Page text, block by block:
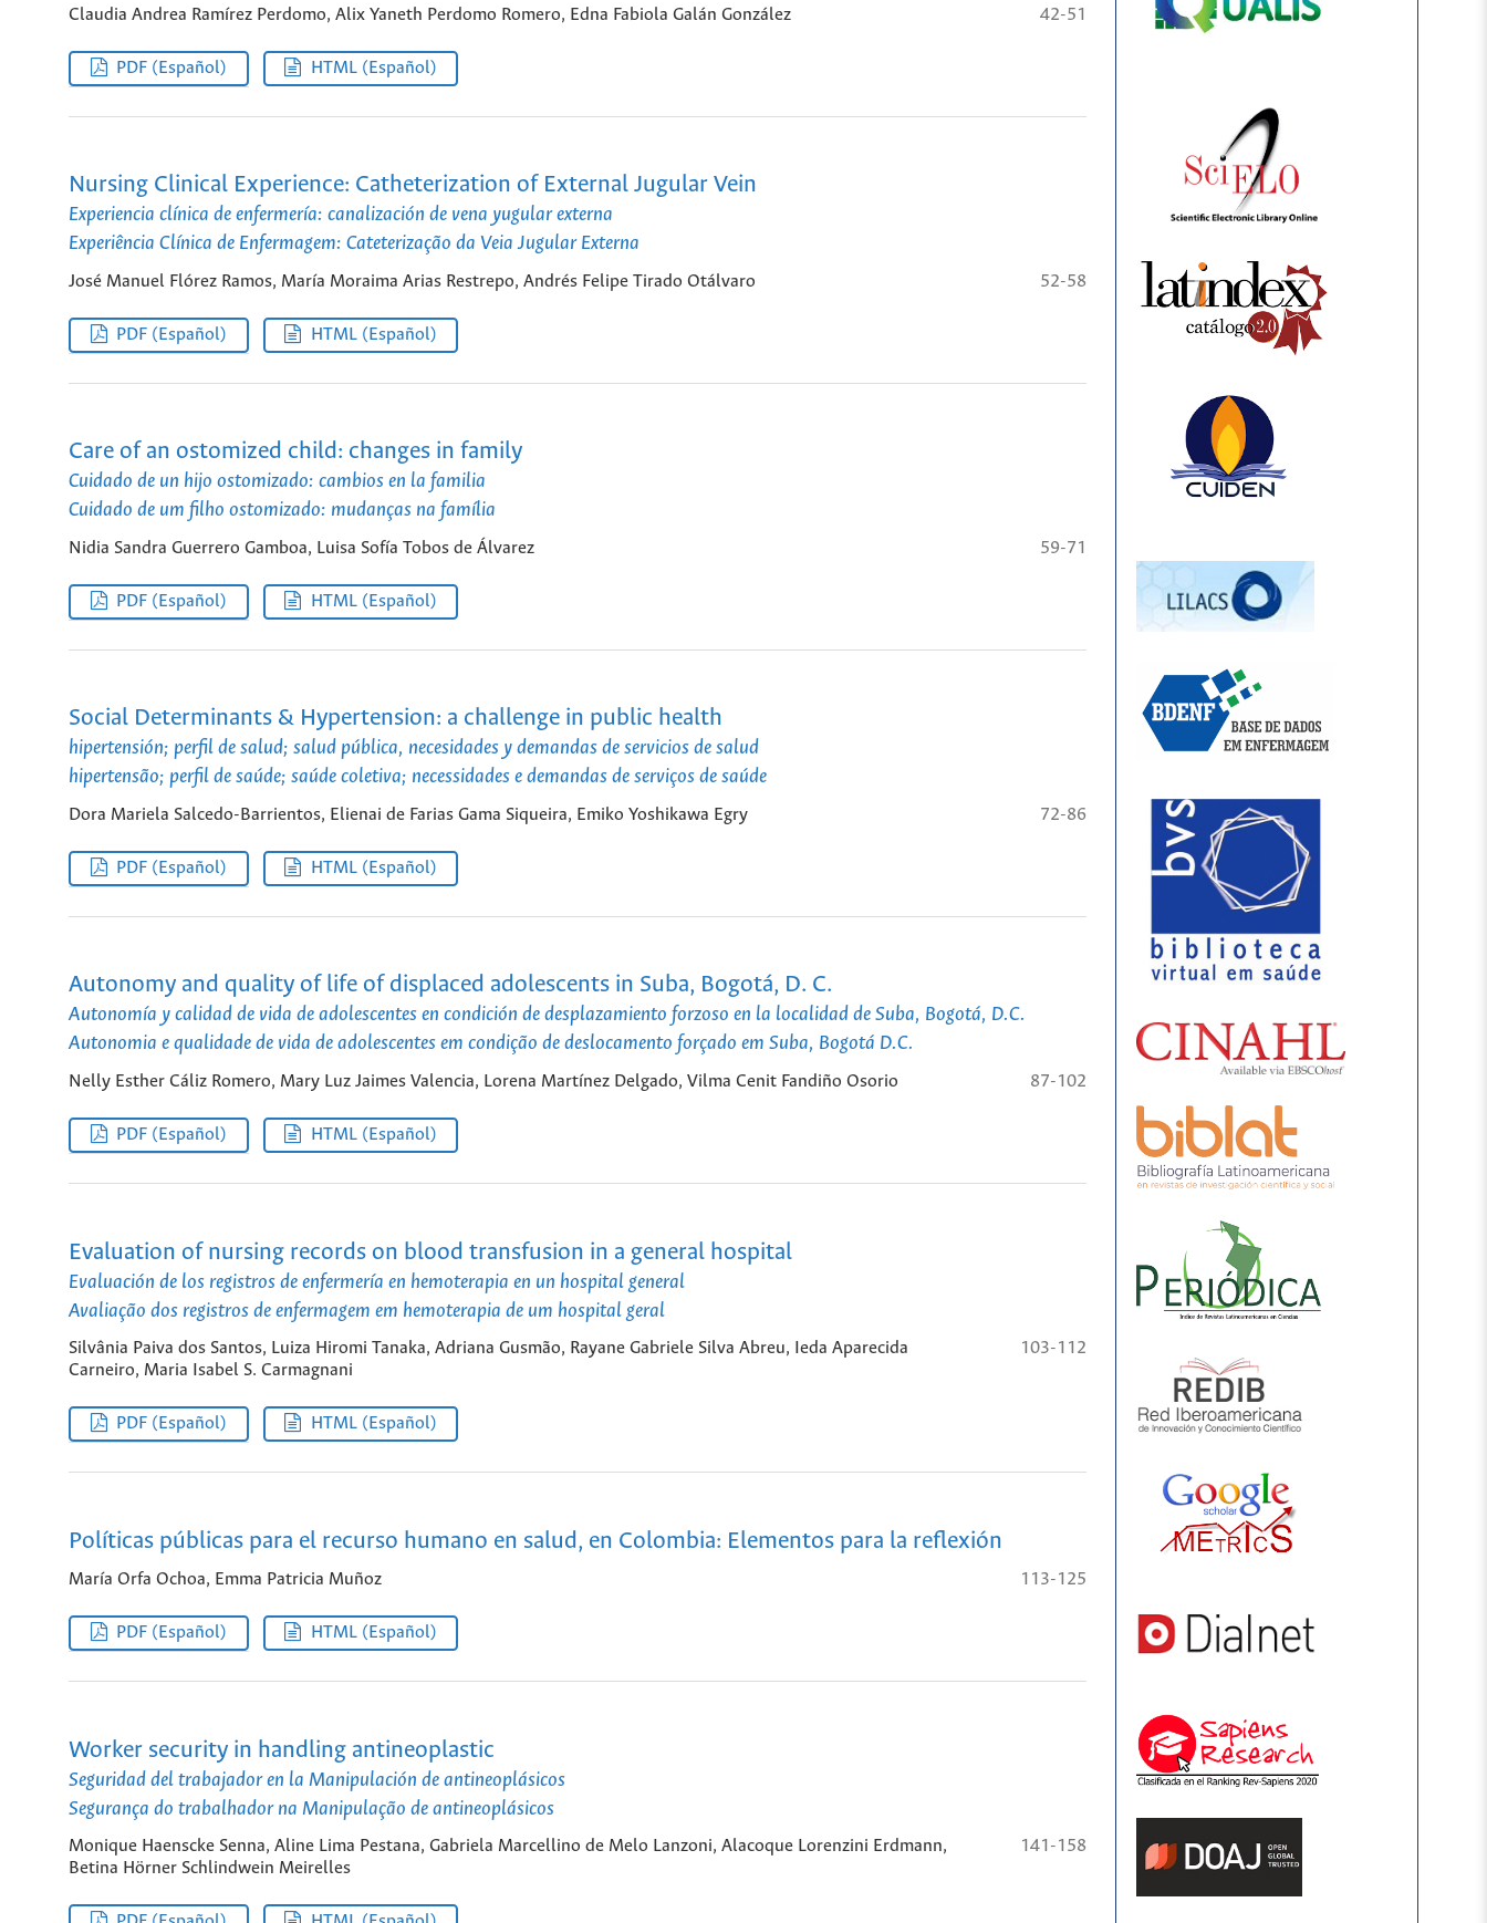
Claudia Andrea Ramírez Perdomo, Alix Yaneth Perdomo Romero, Edna Fabiola Galán González 42-51
PDF (Español) HTML (Español)
Nursing Clinical Experience: Catheterization of External Jugular Vein
Experiencia clínica de enfermería: canalización de vena yugular externa
Experiência Clínica de Enfermagem: Cateterização da Veia Jugular Externa
José Manuel Flórez Ramos, María Moraima Arias Restrepo, Andrés Felipe Tirado Otálvaro 52-58
PDF (Español) HTML (Español)
Care of an ostomized child: changes in family
Cuidado de un hijo ostomizado: cambios en la familia
Cuidado de um filho ostomizado: mudanças na família
Nidia Sandra Guerrero Gamboa, Luisa Sofía Tobos de Álvarez 59-71
PDF (Español) HTML (Español)
Social Determinants & Hypertension: a challenge in public health
hipertensión; perfil de salud; salud pública, necesidades y demandas de servicios de salud
hipertensão; perfil de saúde; saúde coletiva; necessidades e demandas de serviços de saúde
Dora Mariela Salcedo-Barrientos, Elienai de Farias Gama Siqueira, Emiko Yoshikawa Egry 72-86
PDF (Español) HTML (Español)
Autonomy and quality of life of displaced adolescents in Suba, Bogotá, D. C.
Autonomía y calidad de vida de adolescentes en condición de desplazamiento forzoso en la localidad de Suba, Bogotá, D.C.
Autonomia e qualidade de vida de adolescentes em condição de deslocamento forçado em Suba, Bogotá D.C.
Nelly Esther Cáliz Romero, Mary Luz Jaimes Valencia, Lorena Martínez Delgado, Vilma Cenit Fandiño Osorio 87-102
PDF (Español) HTML (Español)
Evaluation of nursing records on blood transfusion in a general hospital
Evaluación de los registros de enfermería en hemoterapia en un hospital general
Avaliação dos registros de enfermagem em hemoterapia de um hospital geral
Silvânia Paiva dos Santos, Luiza Hiromi Tanaka, Adriana Gusmão, Rayane Gabriele Silva Abreu, Ieda Aparecida
Carneiro, Maria Isabel S. Carmagnani
103-112
PDF (Español) HTML (Español)
Políticas públicas para el recurso humano en salud, en Colombia: Elementos para la reflexión
María Orfa Ochoa, Emma Patricia Muñoz 113-125
PDF (Español) HTML (Español)
Worker security in handling antineoplastic
Seguridad del trabajador en la Manipulación de antineoplásicos
Segurança do trabalhador na Manipulação de antineoplásicos
Monique Haenscke Senna, Aline Lima Pestana, Gabriela Marcellino de Melo Lanzoni, Alacoque Lorenzini Erdmann,
Betina Hörner Schlindwein Meirelles
141-158